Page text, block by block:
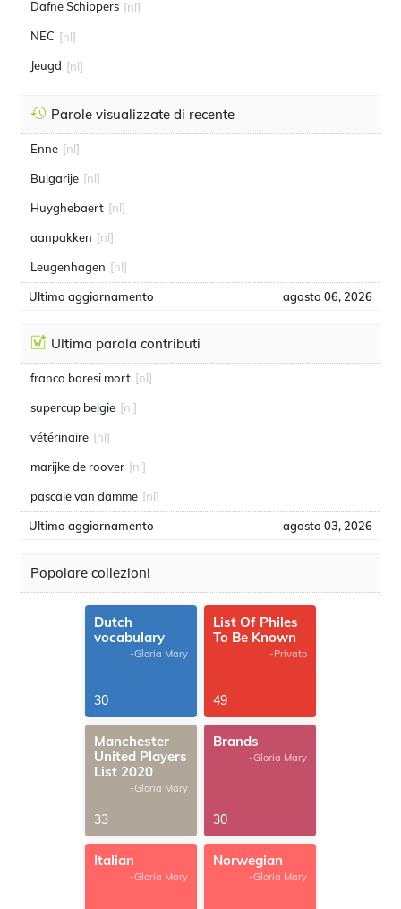
Dafne Schippers [nl]
NEC [nl]
Jeugd [nl]
Parole visualizzate di recente
Enne [nl]
Bulgarije [nl]
Huyghebaert [nl]
aanpakken [nl]
Leugenhagen [nl]
Ultimo aggiornamento agosto 06, 2026
Ultima parola contributi
franco baresi mort [nl]
supercup belgie [nl]
vétérinaire [nl]
marijke de roover [nl]
pascale van damme [nl]
Ultimo aggiornamento agosto 03, 2026
Popolare collezioni
Dutch
vocabulary
-Gloria Mary
30
List Of Philes
To Be Known
-Privato
49
Manchester
United Players
List 2020
-Gloria Mary
33
Brands
-Gloria Mary
30
Italian
-Gloria Mary
Norwegian
-Gloria Mary